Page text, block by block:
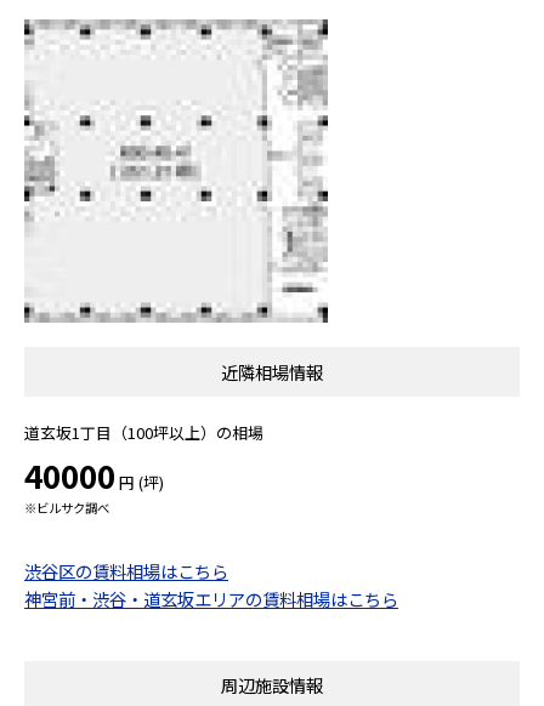
近隣相場情報
道玄坂1丁目（100坪以上）の相場
40000 円 (坪)
※ビルサク調べ
渋谷区の賃料相場はこちら
神宮前・渋谷・道玄坂エリアの賃料相場はこちら
周辺施設情報